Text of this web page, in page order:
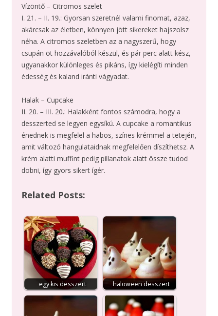
Vízöntő – Citromos szelet
I. 21. – II. 19.: Gyorsan szeretnél valami finomat, azaz,
akárcsak az életben, könnyen jött sikereket hajszolsz
néha. A citromos szeletben az a nagyszerű, hogy
csupán öt hozzávalóból készül, és pár perc alatt kész,
ugyanakkor különleges és pikáns, így kielégíti minden
édesség és kaland iránti vágyadat.
Halak – Cupcake
II. 20. – III. 20.: Halakként fontos számodra, hogy a
desszerted se legyen egysíkú. A cupcake a romantikus
énednek is megfelel a habos, színes krémmel a tetején,
amit változó hangulataidnak megfelelően díszíthetsz. A
krém alatti muffint pedig pillanatok alatt össze tudod
dobni, így gyors sikert ígér.
Related Posts:
egy kis desszert haloween desszert